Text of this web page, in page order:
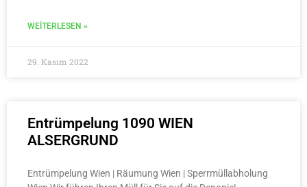
WEITERLESEN »
29. Kasım 2022
Entrümpelung 1090 WIEN
ALSERGRUND
Entrümpelung Wien | Räumung Wien | Sperrmüllabholung